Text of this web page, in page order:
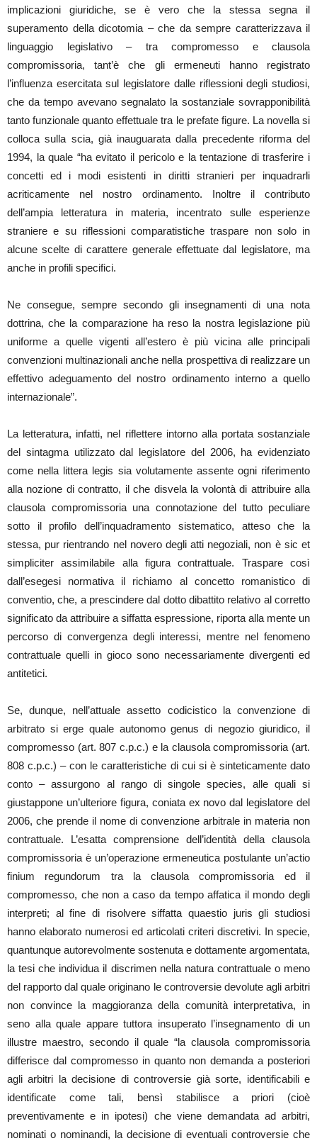
implicazioni giuridiche, se è vero che la stessa segna il
superamento della dicotomia – che da sempre caratterizzava il
linguaggio legislativo – tra compromesso e clausola
compromissoria, tant’è che gli ermeneuti hanno registrato
l’influenza esercitata sul legislatore dalle riflessioni degli studiosi,
che da tempo avevano segnalato la sostanziale sovrapponibilità
tanto funzionale quanto effettuale tra le prefate figure. La novella si
colloca sulla scia, già inauguarata dalla precedente riforma del
1994, la quale “ha evitato il pericolo e la tentazione di trasferire i
concetti ed i modi esistenti in diritti stranieri per inquadrarli
acriticamente nel nostro ordinamento. Inoltre il contributo
dell’ampia letteratura in materia, incentrato sulle esperienze
straniere e su riflessioni comparatistiche traspare non solo in
alcune scelte di carattere generale effettuate dal legislatore, ma
anche in profili specifici.
Ne consegue, sempre secondo gli insegnamenti di una nota
dottrina, che la comparazione ha reso la nostra legislazione più
uniforme a quelle vigenti all’estero è più vicina alle principali
convenzioni multinazionali anche nella prospettiva di realizzare un
effettivo adeguamento del nostro ordinamento interno a quello
internazionale”.
La letteratura, infatti, nel riflettere intorno alla portata sostanziale
del sintagma utilizzato dal legislatore del 2006, ha evidenziato
come nella littera legis sia volutamente assente ogni riferimento
alla nozione di contratto, il che disvela la volontà di attribuire alla
clausola compromissoria una connotazione del tutto peculiare
sotto il profilo dell’inquadramento sistematico, atteso che la
stessa, pur rientrando nel novero degli atti negoziali, non è sic et
simpliciter assimilabile alla figura contrattuale. Traspare così
dall’esegesi normativa il richiamo al concetto romanistico di
conventio, che, a prescindere dal dotto dibattito relativo al corretto
significato da attribuire a siffatta espressione, riporta alla mente un
percorso di convergenza degli interessi, mentre nel fenomeno
contrattuale quelli in gioco sono necessariamente divergenti ed
antitetici.
Se, dunque, nell’attuale assetto codicistico la convenzione di
arbitrato si erge quale autonomo genus di negozio giuridico, il
compromesso (art. 807 c.p.c.) e la clausola compromissoria (art.
808 c.p.c.) – con le caratteristiche di cui si è sinteticamente dato
conto – assurgono al rango di singole species, alle quali si
giustappone un’ulteriore figura, coniata ex novo dal legislatore del
2006, che prende il nome di convenzione arbitrale in materia non
contrattuale. L’esatta comprensione dell’identità della clausola
compromissoria è un’operazione ermeneutica postulante un’actio
finium regundorum tra la clausola compromissoria ed il
compromesso, che non a caso da tempo affatica il mondo degli
interpreti; al fine di risolvere siffatta quaestio juris gli studiosi
hanno elaborato numerosi ed articolati criteri discretivi. In specie,
quantunque autorevolmente sostenuta e dottamente argomentata,
la tesi che individua il discrimen nella natura contrattuale o meno
del rapporto dal quale originano le controversie devolute agli arbitri
non convince la maggioranza della comunità interpretativa, in
seno alla quale appare tuttora insuperato l’insegnamento di un
illustre maestro, secondo il quale “la clausola compromissoria
differisce dal compromesso in quanto non demanda a posteriori
agli arbitri la decisione di controversie già sorte, identificabili e
identificate come tali, bensì stabilisce a priori (cioè
preventivamente e in ipotesi) che viene demandata ad arbitri,
nominati o nominandi, la decisione di eventuali controversie che